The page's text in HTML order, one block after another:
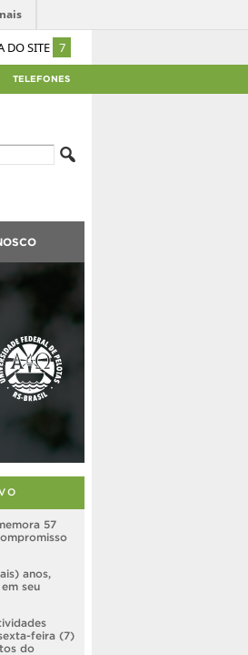
DO SITE 7
TELEFONES
57
anos,
seu
feira (7)
do